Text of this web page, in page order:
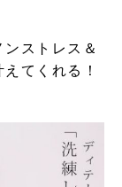
ストレス＆
てくれる！